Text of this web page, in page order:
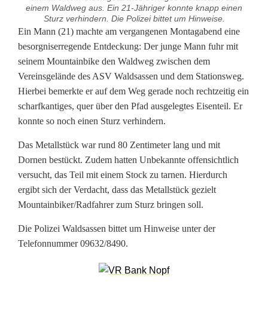
einem Waldweg aus. Ein 21-Jähriger konnte knapp einen
Sturz verhindern. Die Polizei bittet um Hinweise.
S
t
a
c
h
e
l
f
l
Ein Mann (21) machte am vergangenen Montagabend eine
besorgniserregende Entdeckung: Der junge Mann fuhr mit
seinem Mountainbike den Waldweg zwischen dem
Vereinsgelände des ASV Waldsassen und dem Stationsweg.
Hierbei bemerkte er auf dem Weg gerade noch rechtzeitig ein
scharfkantiges, quer über den Pfad ausgelegtes Eisenteil. Er
konnte so noch einen Sturz verhindern.
Das Metallstück war rund 80 Zentimeter lang und mit
Dornen bestückt. Zudem hatten Unbekannte offensichtlich
versucht, das Teil mit einem Stock zu tarnen. Hierdurch
ergibt sich der Verdacht, dass das Metallstück gezielt
Mountainbiker/Radfahrer zum Sturz bringen soll.
Die Polizei Waldsassen bittet um Hinweise unter der
Telefonnummer 09632/8490.